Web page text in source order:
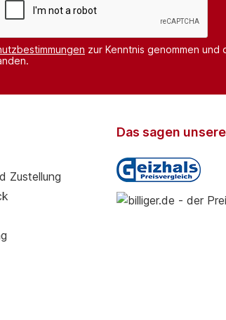
zur Kenntnis genommen und
Zustellung
Das sagen